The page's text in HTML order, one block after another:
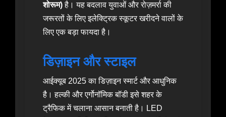
शोरूम)है। यह बदलाव युवाओं और रोज़मर्रा की
जरूरतों के लिए इलेक्ट्रिक स्कूटर खरीदने वालों के
लिए एक बड़ा फायदा है।
डिज़ाइन और स्टाइल
आईक्यूब 2025 का डिज़ाइन स्मार्ट और आधुनिक
है। हल्की और एर्गोनॉमिक बॉडी इसे शहर के
ट्रैफिक में चलाना आसान बनाती है। LED